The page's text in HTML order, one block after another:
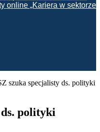
online „Kariera w sektorze
szuka specjalisty ds. polityki
polityki